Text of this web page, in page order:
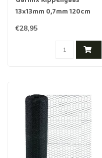
13x13mm 0,7mm 120cm
10m verzinkt
€28,95